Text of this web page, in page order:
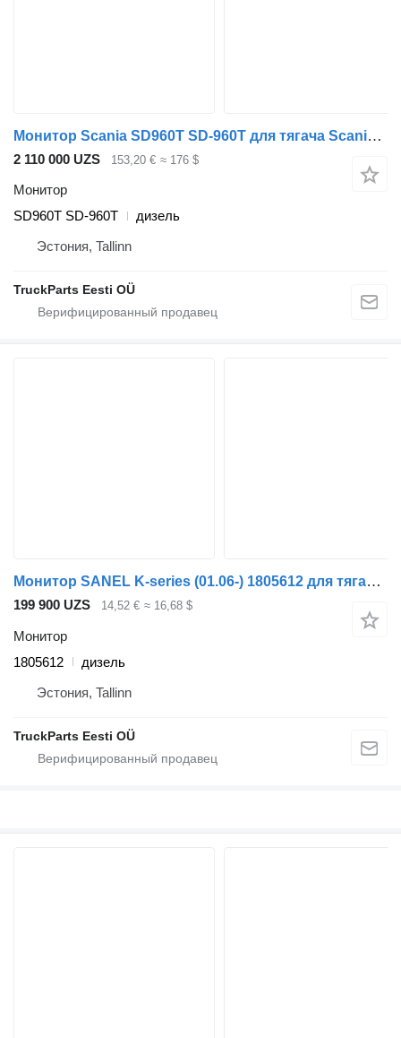
Монитор Scania SD960T SD-960T для тягача Scania P,G,R,T-series (2004-2017)
2 110 000 UZS 153,20 € ≈ 176 $
Монитор
SD960T SD-960T
дизель
Эстония, Tallinn
TruckParts Eesti OÜ
Монитор SANEL K-series (01.06-) 1805612 для тягача Scania K,N,F-series bus (2006-)
199 900 UZS 14,52 € ≈ 16,68 $
Монитор
1805612
дизель
Эстония, Tallinn
TruckParts Eesti OÜ